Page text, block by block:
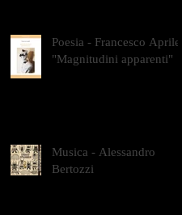
Poesia - Francesco Aprile -
"Magnitudini apparenti"
Musica - Alessandro
Bertozzi